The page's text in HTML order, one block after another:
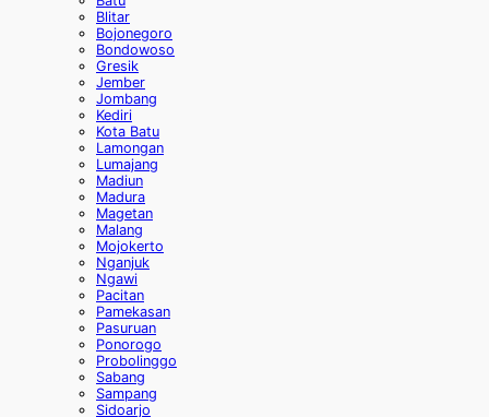
Blitar
Bojonegoro
Bondowoso
Gresik
Jember
Jombang
Kediri
Kota Batu
Lamongan
Lumajang
Madiun
Madura
Magetan
Malang
Mojokerto
Nganjuk
Ngawi
Pacitan
Pamekasan
Pasuruan
Ponorogo
Probolinggo
Sabang
Sampang
Sidoarjo